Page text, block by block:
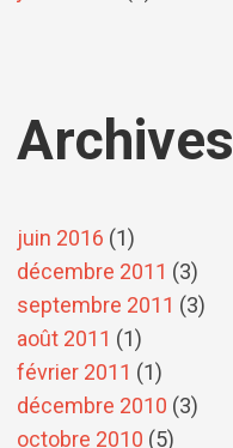
Archives
juin 2016 (1)
décembre 2011 (3)
septembre 2011 (3)
août 2011 (1)
février 2011 (1)
décembre 2010 (3)
octobre 2010 (5)